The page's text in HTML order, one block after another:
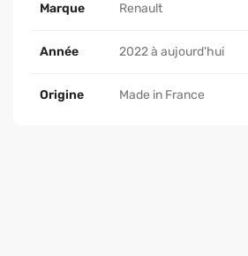
Marque Renault
Année 2022 à aujourd'hui
Origine Made in France